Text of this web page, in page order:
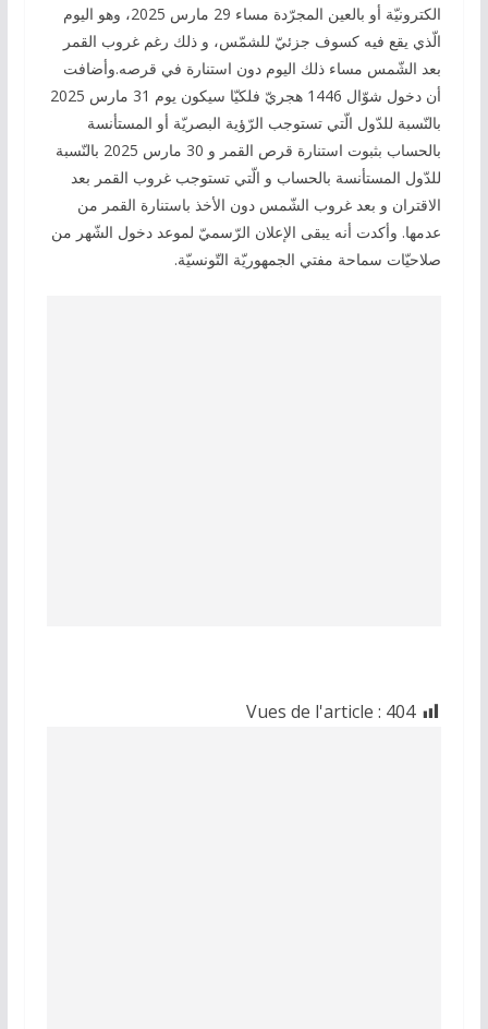
الكترونيّة أو بالعين المجرّدة مساء 29 مارس 2025، وهو اليوم
الّذي يقع فيه كسوف جزئيّ للشمّس، و ذلك رغم غروب القمر
بعد الشّمس مساء ذلك اليوم دون استنارة في قرصه.وأضافت
أن دخول شوّال 1446 هجريّ فلكيّا سيكون يوم 31 مارس 2025
بالنّسبة للدّول الّتي تستوجب الرّؤية البصريّة أو المستأنسة
بالحساب بثبوت استنارة قرص القمر و 30 مارس 2025 بالنّسبة
للدّول المستأنسة بالحساب و الّتي تستوجب غروب القمر بعد
الاقتران و بعد غروب الشّمس دون الأخذ باستنارة القمر من
عدمها. وأكدت أنه يبقى الإعلان الرّسميّ لموعد دخول الشّهر من
صلاحيّات سماحة مفتي الجمهوريّة التّونسيّة.
Vues de l'article : 404